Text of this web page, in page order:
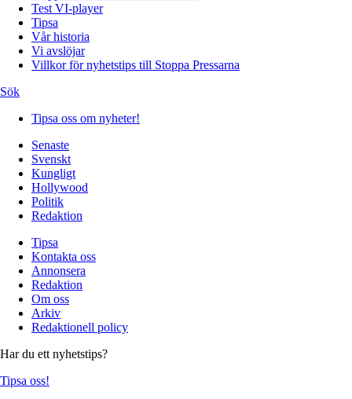
Test VI-player
Tipsa
Vår historia
Vi avslöjar
Villkor för nyhetstips till Stoppa Pressarna
Sök
Tipsa oss om nyheter!
Senaste
Svenskt
Kungligt
Hollywood
Politik
Redaktion
Tipsa
Kontakta oss
Annonsera
Redaktion
Om oss
Arkiv
Redaktionell policy
Har du ett nyhetstips?
Tipsa oss!